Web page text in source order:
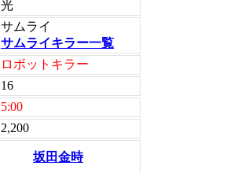
光
サムライ
サムライキラー一覧
ロボットキラー
16
5:00
2,200
坂田金時